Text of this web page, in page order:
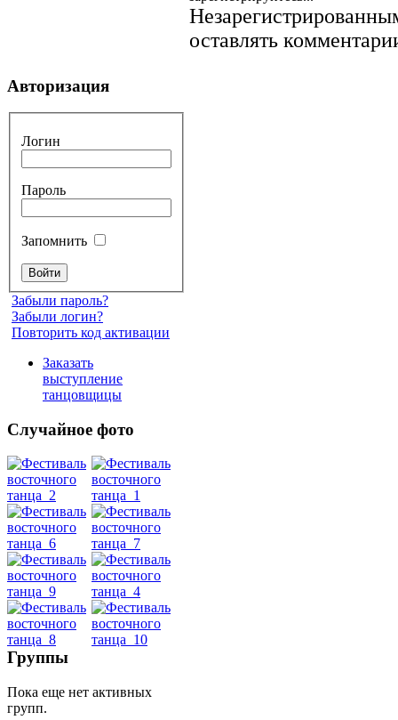
оставлять
Авторизация
Логин
Пароль
Запомнить
Забыли пароль?
Забыли логин?
Повторить код активации
Заказать
выступление
танцовщицы
Случайное фото
Группы
Пока еще нет активных
групп.